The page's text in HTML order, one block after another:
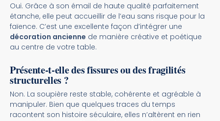
Oui. Grâce à son émail de haute qualité parfaitement
étanche, elle peut accueillir de l’eau sans risque pour la
faïence. C’est une excellente façon d’intégrer une
décoration ancienne de manière créative et poétique
au centre de votre table.
Présente-t-elle des fissures ou des fragilités
structurelles ?
Non. La soupière reste stable, cohérente et agréable à
manipuler. Bien que quelques traces du temps
racontent son histoire séculaire, elles n’altèrent en rien